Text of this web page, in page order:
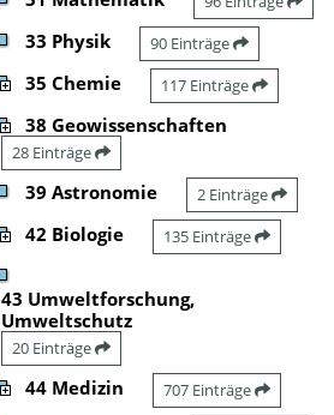
33 Physik 90 Einträge
35 Chemie 117 Einträge
38 Geowissenschaften
28 Einträge
39 Astronomie 2 Einträge
42 Biologie 135 Einträge
43 Umweltforschung,
Umweltschutz
20 Einträge
44 Medizin 707 Einträge